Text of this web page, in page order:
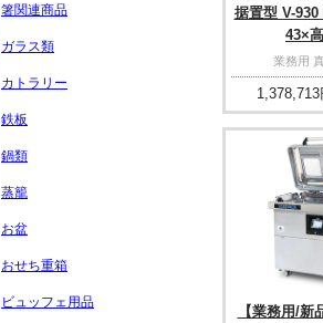
据置型 V-
43×
業務用
1,378,713
【業務用/新
箸関連商品
ガラス類
カトラリー
鉄板
鍋類
蒸籠
お盆
おせち重箱
ビュッフェ用品